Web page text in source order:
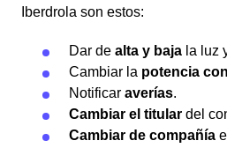
Iberdrola son estos:
Dar de alta y baja la luz
Cambiar la potencia
Notificar averías.
Cambiar el titular del
Cambiar de compañía